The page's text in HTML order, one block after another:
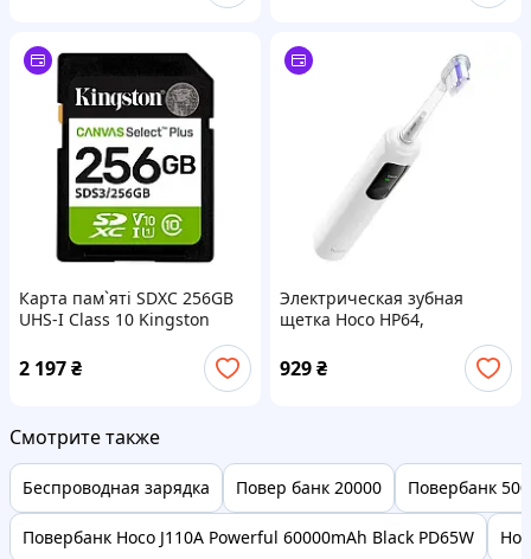
Карта пам`яті SDXC 256GB
UHS-I Class 10 Kingston
Canvas Select Plus R150MB/s
(SDS3/256GB)
2 197₴
Электрическая зубная
щетка Hoco HP64,
встроенный аккумулятор,
Type-C кабель, White
929₴
Смотрите также
Беспроводная зарядка Повер банк 20000 Повербанк
Повербанк Hoco J110A Powerful 60000mAh Black PD65W